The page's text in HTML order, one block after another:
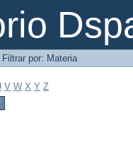
Filtrar por: Materia
V W X Y Z